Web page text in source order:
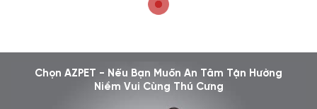
Chọn AZPET - Nếu Bạn Muốn An Tâm Tận Hưởng
Niềm Vui Cùng Thú Cưng